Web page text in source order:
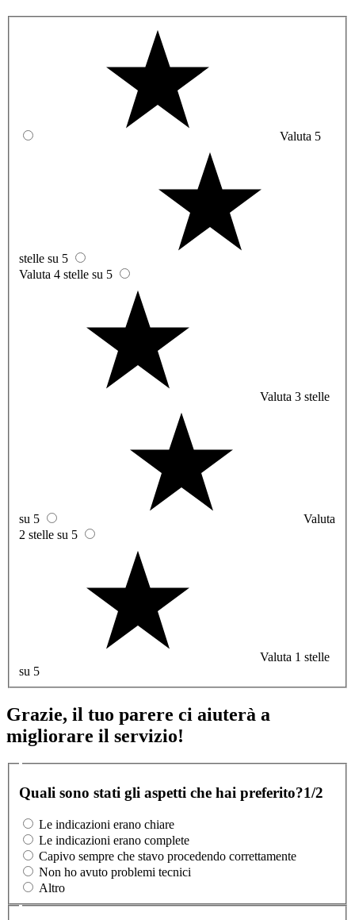
Valuta 5
stelle su 5
Valuta 4 stelle su 5
Valuta 3 stelle
su 5
Valuta
2 stelle su 5
Valuta 1 stelle
su 5
Grazie, il tuo parere ci aiuterà a
migliorare il servizio!
Quali sono stati gli aspetti che hai preferito?1/2
Le indicazioni erano chiare
Le indicazioni erano complete
Capivo sempre che stavo procedendo correttamente
Non ho avuto problemi tecnici
Altro